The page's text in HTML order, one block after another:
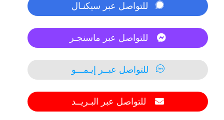
للتواصل عبر سيكنـال
للتواصل عبر ماسنجـر
للتواصل عبــر إيـمـــو
للتواصل عبر البـريــد